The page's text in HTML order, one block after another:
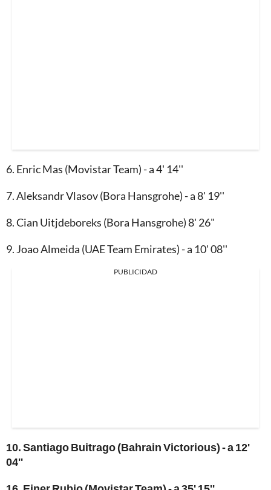
6. Enric Mas (Movistar Team) - a 4' 14''
7. Aleksandr Vlasov (Bora Hansgrohe) - a 8' 19''
8. Cian Uitjdeboreks (Bora Hansgrohe) 8' 26"
9. Joao Almeida (UAE Team Emirates) - a 10' 08''
PUBLICIDAD
10. Santiago Buitrago (Bahrain Victorious) - a 12'
04''